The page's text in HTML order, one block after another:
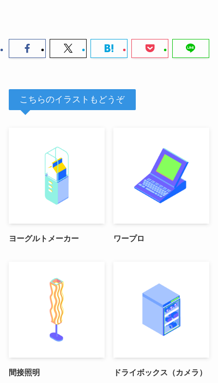
こちらのイラストもどうぞ
ヨーグルトメーカー ワープロ
間接照明 ドライボックス（カメラ）